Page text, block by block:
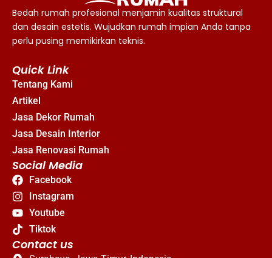
Bedah rumah profesional menjamin kualitas struktural
dan desain estetis. Wujudkan rumah impian Anda tanpa
perlu pusing memikirkan teknis.
Quick Link
Tentang Kami
Artikel
Jasa Dekor Rumah
Jasa Desain Interior
Jasa Renovasi Rumah
Social Media
Facebook
Instagram
Youtube
Tiktok
Contact us